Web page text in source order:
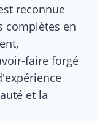
reconnue
complètes en
faire forgé
et la